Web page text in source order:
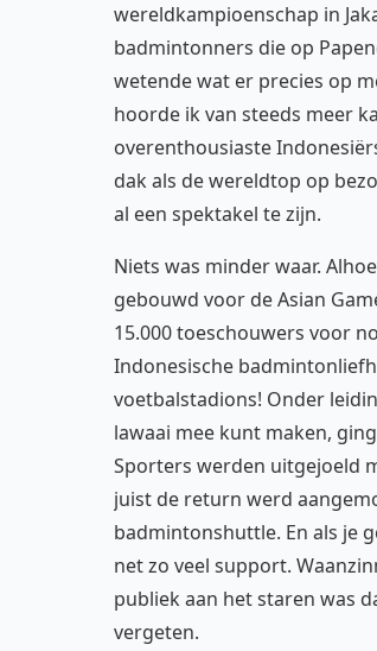
wereldkampioenschap in
badmintonners die op
wetende wat er precies op
hoorde ik van steeds meer
overenthousiaste
dak als de wereldtop op
al een spektakel te zijn.
Niets was minder waar.
gebouwd voor de Asian
15.000 toeschouwers voor
Indonesische
voetbalstadions! Onder
lawaai mee kunt maken,
Sporters werden uitgejoeld
juist de return werd
badmintonshuttle. En als je
net zo veel support.
publiek aan het staren was
vergeten.